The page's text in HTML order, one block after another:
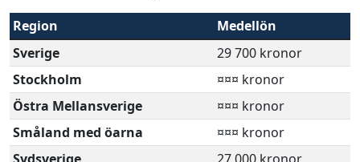
Region
Medellön
Sverige
29 700 kronor
Stockholm
¤¤¤ kronor
Östra Mellansverige
¤¤¤ kronor
Småland med öarna
¤¤¤ kronor